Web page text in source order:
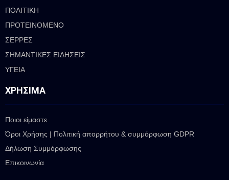
ΠΟΛΙΤΙΚΗ
ΠΡΟΤΕΙΝΟΜΕΝΟ
ΣΕΡΡΕΣ
ΣΗΜΑΝΤΙΚΕΣ ΕΙΔΗΣΕΙΣ
ΥΓΕΙΑ
ΧΡΉΣΙΜΑ
Ποιοι είμαστε
Όροι Χρήσης | Πολιτική απορρήτου & συμμόρφωση GDPR
Δήλωση Συμμόρφωσης
Επικοινωνία